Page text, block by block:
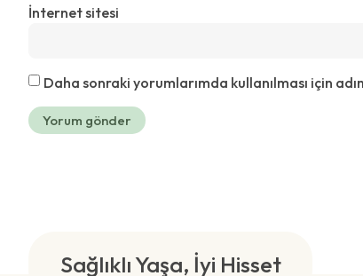
İnternet sitesi
Daha sonraki yorumlarımda kullanılması için
Sağlıklı Yaşa, İyi Hisset